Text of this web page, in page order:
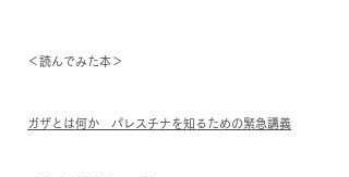
＜読んでみた本＞
ガザとは何か　パレスチナを知るための緊急講義